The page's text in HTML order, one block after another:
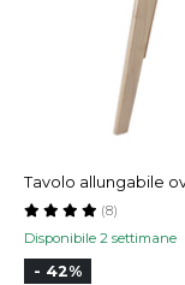
Tavolo allungabile
Disponibile 2 settimane
(8)
- 42%